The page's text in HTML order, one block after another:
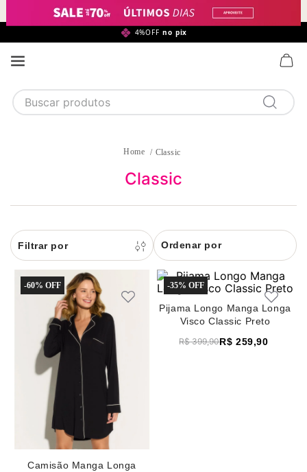
Buscar produtos
5
sutiã calcinha
6
algodão
7
pijama
renda
sutiã renda
body
Classic
Classic
Ordenar por
-60%
Camisão Manga Longa
-35%
Pijama Longo Manga Longa
Visco Classic Preto
R$ 399,90R$ 259,90